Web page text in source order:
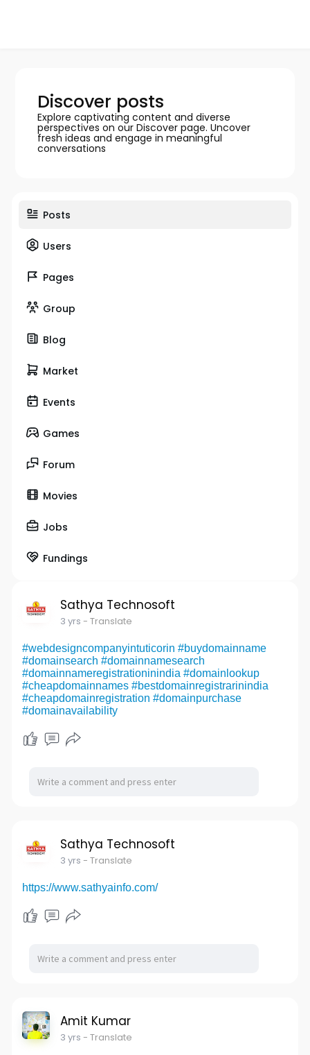
Discover posts
Explore captivating content and diverse
perspectives on our Discover page. Uncover
fresh ideas and engage in meaningful
conversations
Posts
Users
Pages
Group
Blog
Market
Events
Games
Forum
Movies
Jobs
Fundings
Sathya Technosoft
3 yrs - Translate
#webdesigncompanyintuticorin #buydomainname
#domainsearch #domainnamesearch
#domainnameregistrationinindia #domainlookup
#cheapdomainnames #bestdomainregistrarinindia
#cheapdomainregistration #domainpurchase
#domainavailability
Sathya Technosoft
3 yrs - Translate
https://www.sathyainfo.com/
Amit Kumar
3 yrs - Translate